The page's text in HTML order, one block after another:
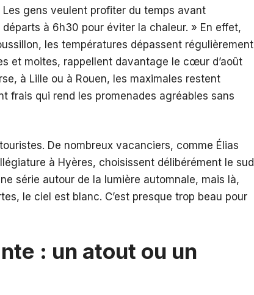
gens veulent profiter du temps avant
départs à 6h30 pour éviter la chaleur. » En effet,
les températures dépassent régulièrement
et moites, rappellent davantage le cœur d’août
à Lille ou à Rouen, les maximales restent
frais qui rend les promenades agréables sans
De nombreux vacanciers, comme Élias
à Hyères, choisissent délibérément le sud
série autour de la lumière automnale, mais là,
le ciel est blanc. C’est presque trop beau pour
: un atout ou un